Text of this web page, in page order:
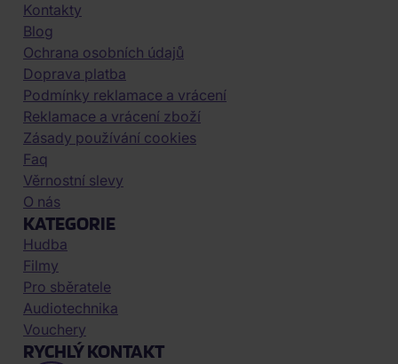
Kontakty
Blog
Ochrana osobních údajů
Doprava platba
Podmínky reklamace a vrácení
Reklamace a vrácení zboží
Zásady používání cookies
Faq
Věrnostní slevy
O nás
KATEGORIE
Hudba
Filmy
Pro sběratele
Audiotechnika
Vouchery
RYCHLÝ KONTAKT